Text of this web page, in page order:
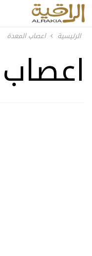
الرئيسية اعصاب المعدة